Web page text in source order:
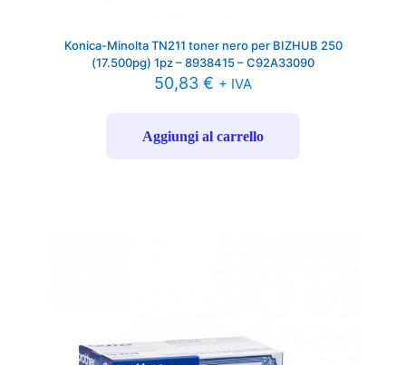
Konica-Minolta TN211 toner nero per BIZHUB 250
(17.500pg) 1pz – 8938415 – C92A33090
50,83 € + IVA
Aggiungi al carrello